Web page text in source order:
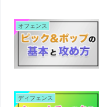
オフェンス
ディフェンス